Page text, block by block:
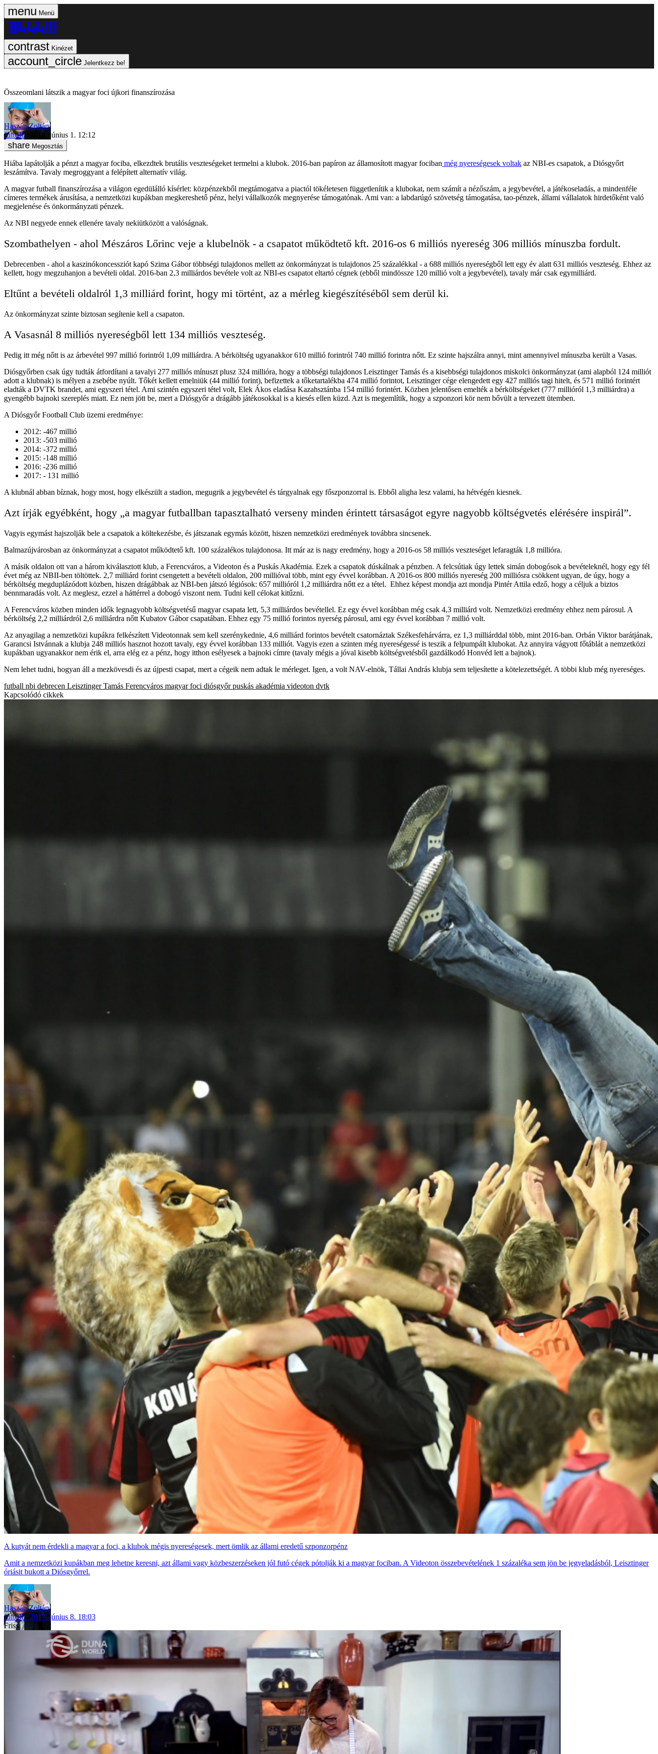
Menü
Kinézet
Jelentkezz be!
Összeomlani látszik a magyar foci újkori finanszírozása
Haszán Zoltán
futball
2018. június 1. 12:12
Megosztás
Hiába lapátolják a pénzt a magyar fociba, elkezdtek brutális veszteségeket termelni a klubok. 2016-ban papíron az államosított magyar fociban még nyereségesek voltak az NBI-es csapatok, a Diósgyőrt
leszámítva. Tavaly megroggyant a felépített alternatív világ.
A magyar futball finanszírozása a világon egedülálló kísérlet: közpénzekből megtámogatva a piactól tökéletesen függetlenítik a klubokat, nem számít a nézőszám, a jegybevétel, a játékoseladás, a mindenféle
címeres termékek árusítása, a nemzetközi kupákban megkereshető pénz, helyi vállalkozók megnyerése támogatónak. Ami van: a labdarúgó szövetség támogatása, tao-pénzek, állami vállalatok hirdetőként való
megjelenése és önkormányzati pénzek.
Az NBI negyede ennek ellenére tavaly nekiütközött a valóságnak.
Szombathelyen - ahol Mészáros Lőrinc veje a klubelnök - a csapatot működtető kft. 2016-os 6 milliós nyereség 306 milliós mínuszba fordult.
Debrecenben - ahol a kaszinókoncessziót kapó Szima Gábor többségi tulajdonos mellett az önkormányzat is tulajdonos 25 százalékkal - a 688 milliós nyereségből lett egy év alatt 631 milliós veszteség. Ehhez az
kellett, hogy megzuhanjon a bevételi oldal. 2016-ban 2,3 milliárdos bevétele volt az NBI-es csapatot eltartó cégnek (ebből mindössze 120 millió volt a jegybevétel), tavaly már csak egymilliárd.
Eltűnt a bevételi oldalról 1,3 milliárd forint, hogy mi történt, az a mérleg kiegészítéséből sem derül ki.
Az önkormányzat szinte biztosan segítenie kell a csapaton.
A Vasasnál 8 milliós nyereségből lett 134 milliós veszteség.
Pedig itt még nőtt is az árbevétel 997 millió forintról 1,09 milliárdra. A bérköltség ugyanakkor 610 millió forintról 740 millió forintra nőtt. Ez szinte hajszálra annyi, mint amennyivel mínuszba került a Vasas.
Diósgyőrben csak úgy tudták átfordítani a tavalyi 277 milliós mínuszt plusz 324 millióra, hogy a többségi tulajdonos Leisztinger Tamás és a kisebbségi tulajdonos miskolci önkormányzat (ami alapból 124 milliót
adott a klubnak) is mélyen a zsebébe nyúlt. Tőkét kellett emelniük (44 millió forint), befizettek a tőketartalékba 474 millió forintot, Leisztinger cége elengedett egy 427 milliós tagi hitelt, és 571 millió forintért
eladták a DVTK brandet, ami egyszeri tétel. Ami szintén egyszeri tétel volt, Elek Ákos eladása Kazahsztánba 154 millió forintért. Közben jelentősen emelték a bérköltségeket (777 millióról 1,3 milliárdra) a
gyengébb bajnoki szereplés miatt. Ez nem jött be, mert a Diósgyőr a drágább játékosokkal is a kiesés ellen küzd. Azt is megemlítik, hogy a szponzori kör nem bővült a tervezett ütemben.
A Diósgyőr Football Club üzemi eredménye:
2012: -467 millió
2013: -503 millió
2014: -372 millió
2015: -148 millió
2016: -236 millió
2017: - 131 millió
A klubnál abban bíznak, hogy most, hogy elkészült a stadion, megugrik a jegybevétel és tárgyalnak egy főszponzorral is. Ebből aligha lesz valami, ha hétvégén kiesnek.
Azt írják egyébként, hogy „a magyar futballban tapasztalható verseny minden érintett társaságot egyre nagyobb költségvetés elérésére inspirál”.
Vagyis egymást hajszolják bele a csapatok a költekezésbe, és játszanak egymás között, hiszen nemzetközi eredmények továbbra sincsenek.
Balmazújvárosban az önkormányzat a csapatot működtető kft. 100 százalékos tulajdonosa. Itt már az is nagy eredmény, hogy a 2016-os 58 milliós veszteséget lefaragták 1,8 millióra.
A másik oldalon ott van a három kiválasztott klub, a Ferencváros, a Videoton és a Puskás Akadémia. Ezek a csapatok dúskálnak a pénzben. A felcsútiak úgy lettek simán dobogósok a bevételeknél, hogy egy fél
évet még az NBII-ben töltöttek. 2,7 milliárd forint csengetett a bevételi oldalon, 200 millióval több, mint egy évvel korábban. A 2016-os 800 milliós nyereség 200 milliósra csökkent ugyan, de úgy, hogy a
bérköltség megduplázódott közben, hiszen drágábbak az NBI-ben játszó légiósok: 657 millióról 1,2 milliárdra nőtt ez a tétel. Ehhez képest mondja azt mondja Pintér Attila edző, hogy a céljuk a biztos
bennmaradás volt. Az meglesz, ezzel a háttérrel a dobogó viszont nem. Tudni kell célokat kitűzni.
A Ferencváros közben minden idők legnagyobb költségvetésű magyar csapata lett, 5,3 milliárdos bevétellel. Ez egy évvel korábban még csak 4,3 milliárd volt. Nemzetközi eredmény ehhez nem párosul. A
bérköltség 2,2 milliárdról 2,6 milliárdra nőtt Kubatov Gábor csapatában. Ehhez egy 75 millió forintos nyerség párosul, ami egy évvel korábban 7 millió volt.
Az anyagilag a nemzetközi kupákra felkészített Videotonnak sem kell szerénykednie, 4,6 milliárd forintos bevételt csatornáztak Székesfehárvárra, ez 1,3 milliárddal több, mint 2016-ban. Orbán Viktor barátjának,
Garancsi Istvánnak a klubja 248 milliós hasznot hozott tavaly, egy évvel korábban 133 milliót. Vagyis ezen a szinten még nyereségessé is teszik a felpumpált klubokat. Az annyira vágyott főtáblát a nemzetközi
kupákban ugyanakkor nem érik el, arra elég ez a pénz, hogy itthon esélyesek a bajnoki címre (tavaly mégis a jóval kisebb költségvetésből gazdálkodó Honvéd lett a bajnok).
Nem lehet tudni, hogyan áll a mezkövesdi és az újpesti csapat, mert a cégeik nem adtak le mérleget. Igen, a volt NAV-elnök, Tállai András klubja sem teljesítette a kötelezettségét. A többi klub még nyereséges.
futball nbi debrecen Leisztinger Tamás Ferencváros magyar foci diósgyőr puskás akadémia videoton dvtk
Kapcsolódó cikkek
A kutyát nem érdekli a magyar a foci, a klubok mégis nyereségesek, mert ömlik az állami eredetű szponzorpénz
Amit a nemzetközi kupákban meg lehetne keresni, azt állami vagy közbeszerzéseken jól futó cégek pótolják ki a magyar fociban. A Videoton összebevételének 1 százaléka sem jön be jegyeladásból, Leisztinger
óriásit bukott a Diósgyőrrel.
Haszán Zoltán
futball
2017. június 8. 18:03
Friss